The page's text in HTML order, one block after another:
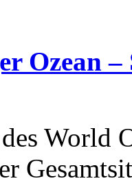
Ozean –
World